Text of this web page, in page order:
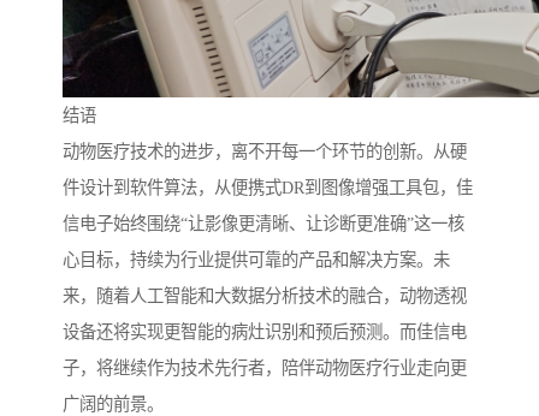
结语
动物医疗技术的进步，离不开每一个环节的创新。从硬
件设计到软件算法，从便携式DR到图像增强工具包，佳
信电子始终围绕“让影像更清晰、让诊断更准确”这一核
心目标，持续为行业提供可靠的产品和解决方案。未
来，随着人工智能和大数据分析技术的融合，动物透视
设备还将实现更智能的病灶识别和预后预测。而佳信电
子，将继续作为技术先行者，陪伴动物医疗行业走向更
广阔的前景。